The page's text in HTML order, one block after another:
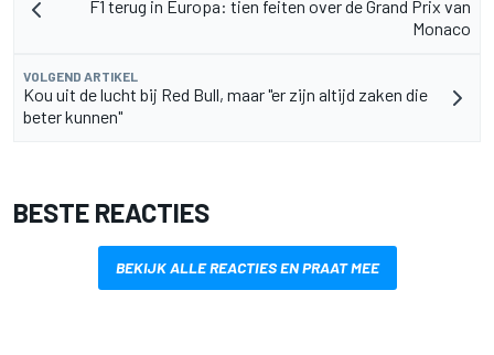
F1 terug in Europa: tien feiten over de Grand Prix van
Monaco
VOLGEND ARTIKEL
Kou uit de lucht bij Red Bull, maar "er zijn altijd zaken die
beter kunnen"
BESTE REACTIES
BEKIJK ALLE REACTIES EN PRAAT MEE